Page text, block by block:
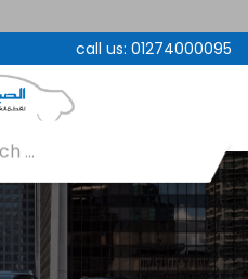
call us: 01274000095